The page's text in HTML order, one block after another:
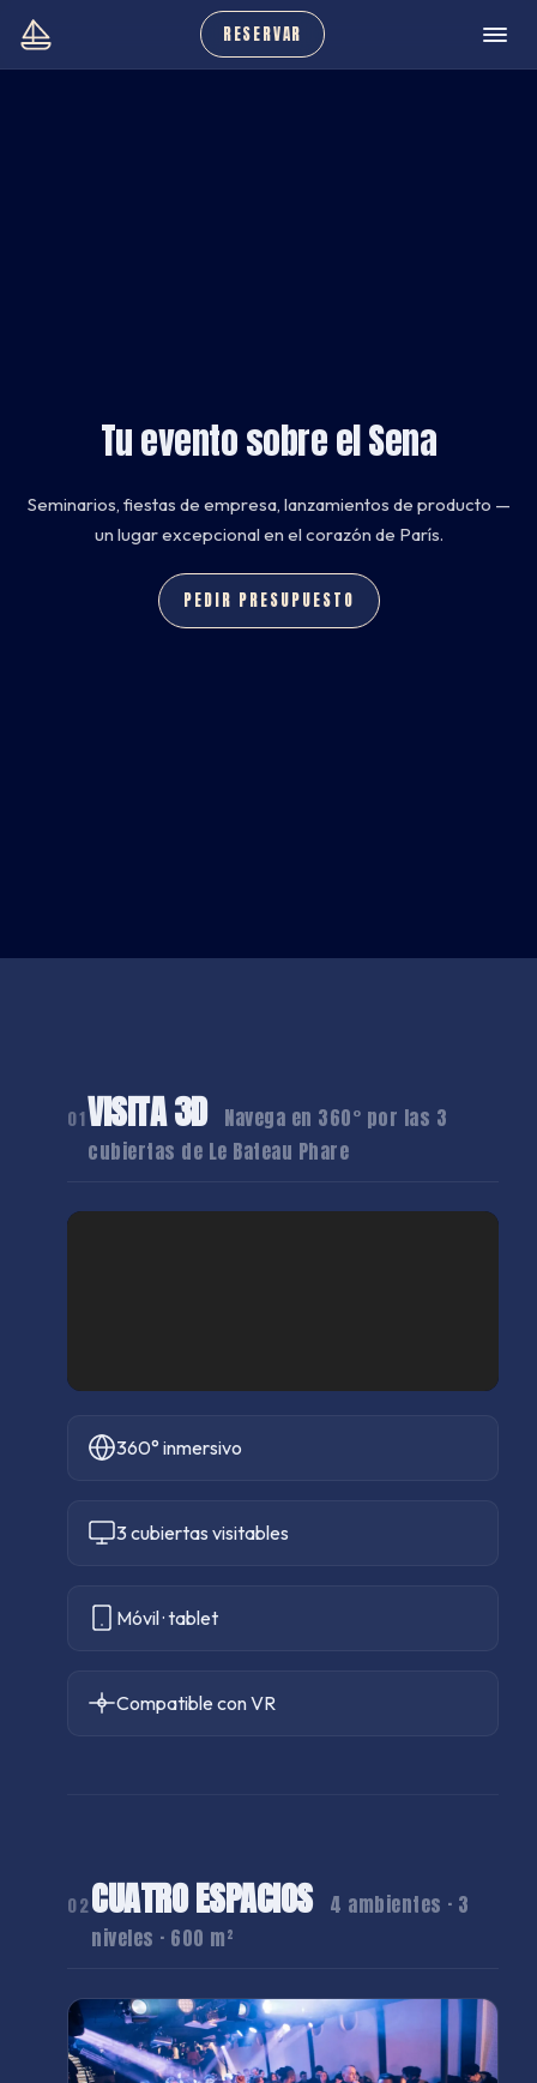
RESERVAR
Tu evento sobre el Sena
Seminarios, fiestas de empresa, lanzamientos de producto —
un lugar excepcional en el corazón de París.
PEDIR PRESUPUESTO
01VISITA 3D
Navega en 360° por las 3
cubiertas de Le Bateau Phare
360° inmersivo
3 cubiertas visitables
Móvil · tablet
Compatible con VR
02CUATRO ESPACIOS
4 ambientes · 3
niveles · 600 m²